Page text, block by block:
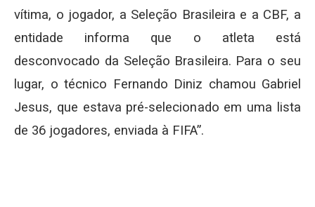
vítima, o jogador, a Seleção Brasileira e a CBF, a
entidade informa que o atleta está
desconvocado da Seleção Brasileira. Para o seu
lugar, o técnico Fernando Diniz chamou Gabriel
Jesus, que estava pré-selecionado em uma lista
de 36 jogadores, enviada à FIFA”.